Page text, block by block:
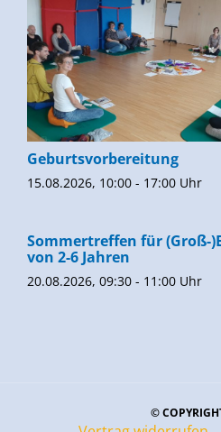
Geburtsvorbereitung
15.08.2026, 10:00 - 17:00 Uhr
Sommertreffen für (Groß-
von 2-6 Jahren
20.08.2026, 09:30 - 11:00 Uhr
©